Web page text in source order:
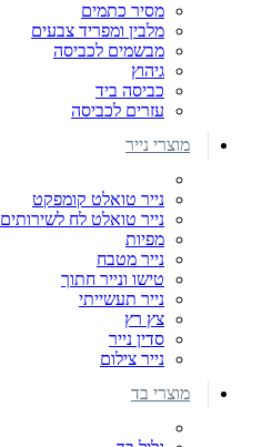
מסיר כתמים
מלבין ומפריד צבעים
מבשמים לכביסה
גיהוץ
כביסה ביד
עזרים לכביסה
מוצרי נייר
נייר טואלט קומפקט
נייר טואלט לח לשירותים
מפיות
נייר מטבח
טישו ונייר חתוך
נייר תעשייתי
צץ רץ
סדין נייר
נייר צילום
מוצרי בד